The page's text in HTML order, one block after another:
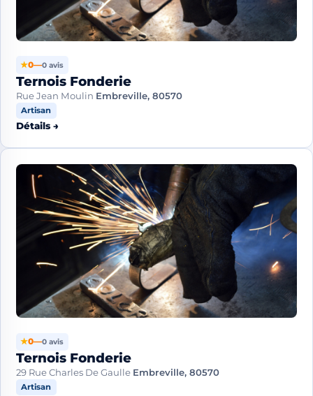
★0—0 avis
Ternois Fonderie
Rue Jean Moulin Embreville, 80570
Artisan
Détails →
★0—0 avis
Ternois Fonderie
29 Rue Charles De Gaulle Embreville, 80570
Artisan